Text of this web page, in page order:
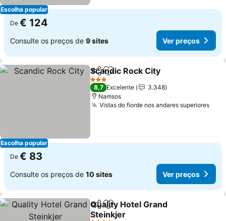
Escolha popular
De € 124
Consulte os preços de 9 sites Ver preços
Escolha popular
PartilharAdicionar aos favoritos
Scandic Rock City
3 Estrelas
8,7 Excelente
3.348
Namsos
Vistas do fiorde nos andares superiores
De € 83
Consulte os preços de 10 sites Ver preços
PartilharAdicionar aos favoritos
Quality Hotel Grand
Steinkjer